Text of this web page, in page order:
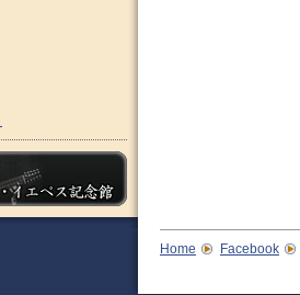
Home Facebook